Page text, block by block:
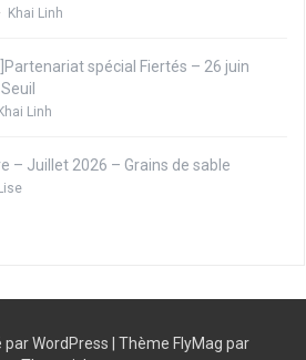
Khai Linh
spécial Fiertés – 26 juin
Linh
– Juillet 2026 – Grains de sable
WordPress | Thème FlyMag par